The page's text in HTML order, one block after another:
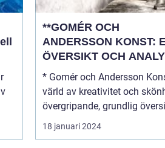
**GOMÉR OCH
ANDERSSON KONST:
ÖVERSIKT OCH
* Gomér och Andersson
värld av kreativitet och
övergripande, grundlig
18 januari 2024